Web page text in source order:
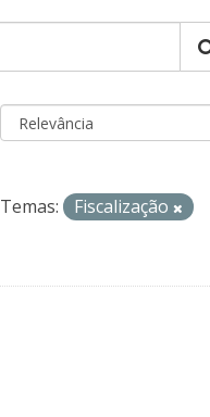
Temas:
Fiscalização